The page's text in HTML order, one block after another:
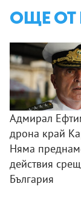
ОЩЕ ОТ
Адмирал
дрона край
Няма
действия
България